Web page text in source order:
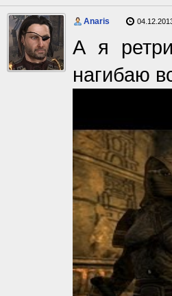
Anaris
А я
нагибаю